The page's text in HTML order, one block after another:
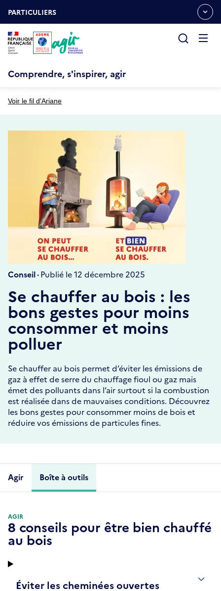
auOUVRIR
LE
MENU
ESPACE
PARTICULIERS
Comprendre, s'inspirer, agir
Voir le fil d'Ariane
Conseil ·Publié le 12 décembre 2025
Se chauffer au bois : les
bons gestes pour moins
consommer et moins
polluer
Se chauffer au bois permet d’éviter les émissions de
gaz à effet de serre du chauffage fioul ou gaz mais
émet des polluants dans l’air surtout si la combustion
est réalisée dans de mauvaises conditions. Découvrez
les bons gestes pour consommer moins de bois et
réduire vos émissions de particules fines.
Agir Boîte à outils
AGIR
8 conseils pour être bien chauffé
au bois
Éviter les cheminées ouvertes